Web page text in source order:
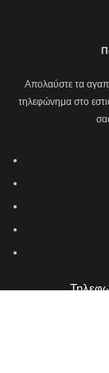
Απολαύστε τα
τηλεφώνημα στο